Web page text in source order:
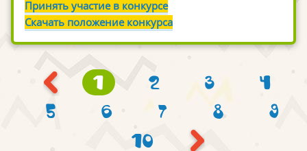
Принять участие в конкурсе
Скачать положение конкурса
1 2 3
4
5
6 7 8
9
10